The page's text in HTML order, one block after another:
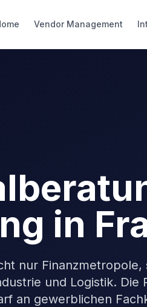
Vendor Management
in
nur Finanzmetropole,
und Logistik. Die
an gewerblichen